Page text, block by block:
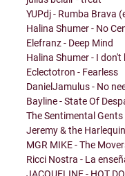
YUPdj - Rumba Brava
Halina Shumer - No
Elefranz - Deep Mind
Halina Shumer - I don't
Eclectotron - Fearless
DanielJamulus - No
Bayline - State Of
The Sentimental
Jeremy & the
MGR MIKE - The
Ricci Nostra - La
JACQUELINE - HOT